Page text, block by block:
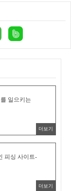
일으키는
더보기
피싱 사이트-
더보기